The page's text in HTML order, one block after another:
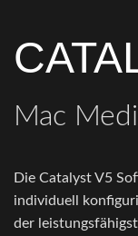
Mac
Die Catalyst V5
individuell
der